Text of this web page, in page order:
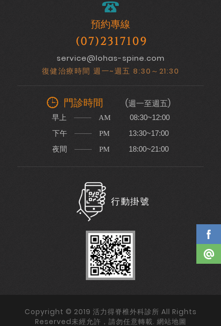
預約專線
(07)2317109
service@lohas-spine.com
復健治療時間 週一~週五 8:30～21:30
門診時間 (週一至週五)
早上 AM 08:30~12:00
下午 PM 13:30~17:00
夜間 PM 18:00~21:00
行動掛號
Copyright © 2019 活力得脊椎外科診所 All Rights
Reserved未經允許，請勿任意轉載. 網站地圖